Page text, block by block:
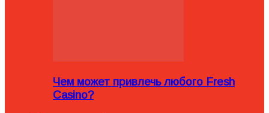
Чем может привлечь любого Fresh
Casino?